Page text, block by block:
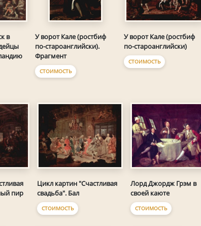
в
У ворот Кале (ростбиф
по-староанглийски).
Фрагмент
СТОИМОСТЬ
У ворот Кале (ростбиф
по-староанглийски)
СТОИМОСТЬ
пир
Цикл картин "Счастливая
свадьба". Бал
СТОИМОСТЬ
Лорд Джордж Грэм в
своей каюте
СТОИМОСТЬ